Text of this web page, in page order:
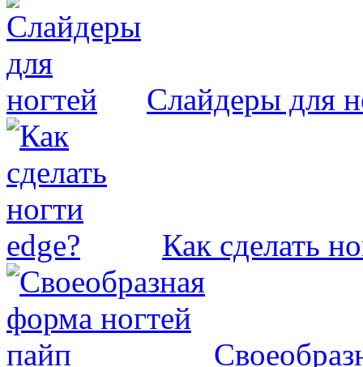
Слайдеры для
Как сделать